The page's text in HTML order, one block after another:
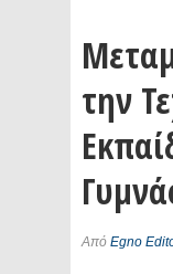
την
Από Egno